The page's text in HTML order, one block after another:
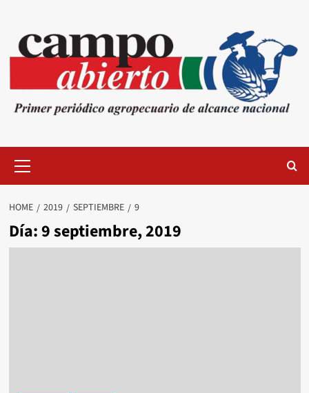
content
Menu
HOME 2019 SEPTIEMBRE 9
Día:9 septiembre, 2019